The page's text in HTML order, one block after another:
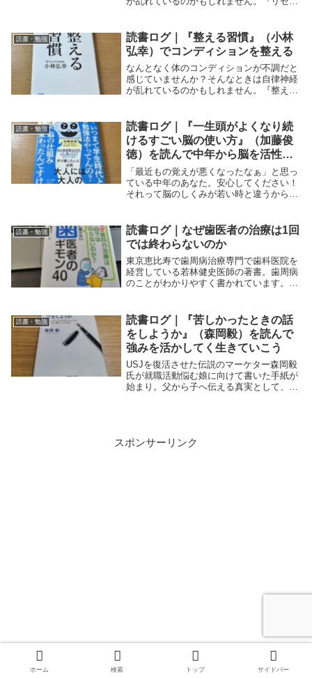
のはいかがでしょうか。
読書・勉強
読書ログ｜『整える習慣』（小林
弘幸）でコンディションを整える
なんとなく体のコンディションが不調だと
感じていませんか？そんなときは自律神経
が乱れているのかもしれません。『整える
はいかがでしょうか。
読書・勉強
読書ログ｜『一生頭がよくなり続
けるすごい脳の使い方』（加藤俊
徳）を読んで中年から脳を活性化
させる
「最近もの覚えが悪くなったなぁ」と思っ
ている中年のあなた。安心してください！
それって脳のしくみが若い時と違うからで
見です。
読書・勉強
読書ログ｜なぜ歯医者の治療は1回
では終わらないのか
東京恵比寿で歯周病治療専門で歯科医院を
経営している若林健史医師の著書。歯周病
のことがわかりやすく書かれています。朝
型で読みやすい。40歳過ぎた方は必見で
す。
読書・勉強
読書ログ｜『苦しかったときの話
をしようか』（森岡毅）を読んで
強みを活かしてく生きていこう
USJを復活させた伝説のマーケター森岡毅
氏が就職活動悩む娘に向けて書いた手紙が
始まり。父から子へ伝える真実として、世
スポンサーリンク
ホーム 検索 トップ サイドバー